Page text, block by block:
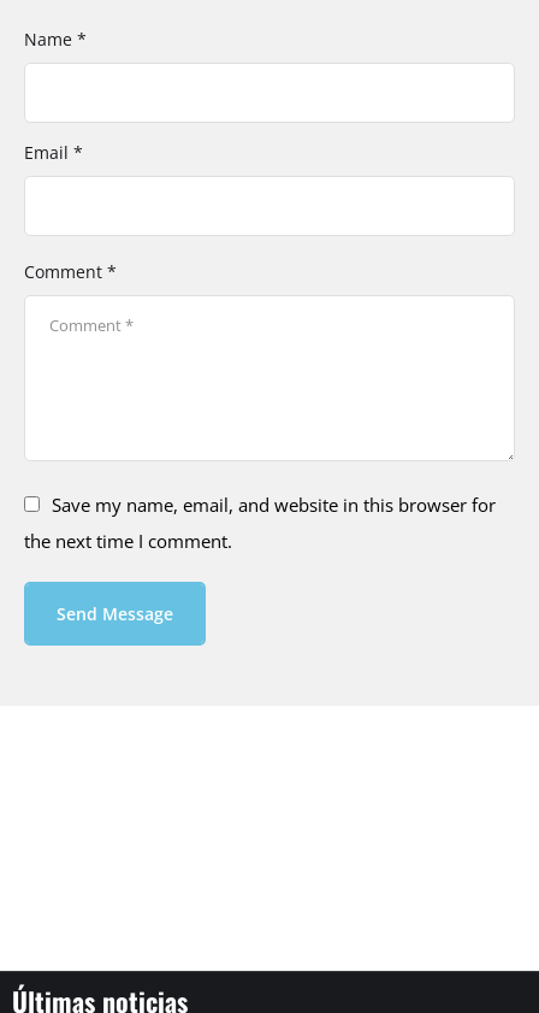
Comment *
Name *
Email *
Save my name, email, and website in this browser for
the next time I comment.
Send Message
Últimas noticias